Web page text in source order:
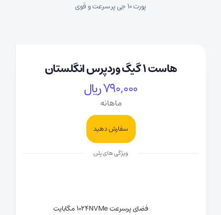
پورت 10 جی پر سرعت و قوی
هاست 1 گیگ وردپرس انگلستان
790,000 ریال
ماهانه
سفارش دهید
ویژگی های پلن
فضای پرسرعت NVMe 1024 مگابایت